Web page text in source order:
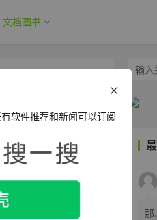
文档图书
效宣告请求，该
软件推荐和新闻可以订阅